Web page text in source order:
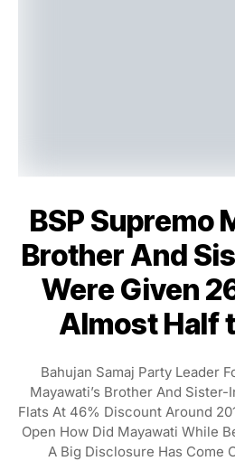
BSP Supremo
Brother And
Were Given
Almost Half
Bahujan Samaj Party Leader
Mayawati’s Brother And Sister-
Flats At 46% Discount Around
Open How Did Mayawati While
A Big Disclosure Has Come